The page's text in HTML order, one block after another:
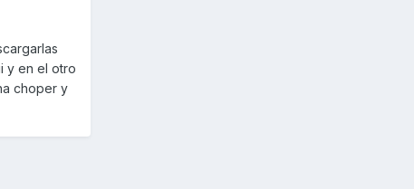
y en el otro
choper y